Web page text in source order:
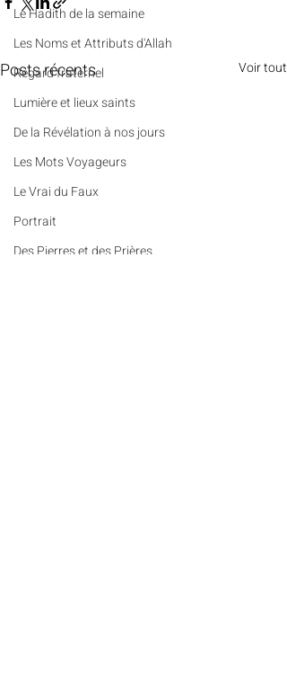
Le Hadith de la semaine
Les Noms et Attributs d'Allah
Regard fraternel
Lumière et lieux saints
De la Révélation à nos jours
Les Mots Voyageurs
Le Vrai du Faux
Portrait
Des Pierres et des Prières
Posts récents Voir tout